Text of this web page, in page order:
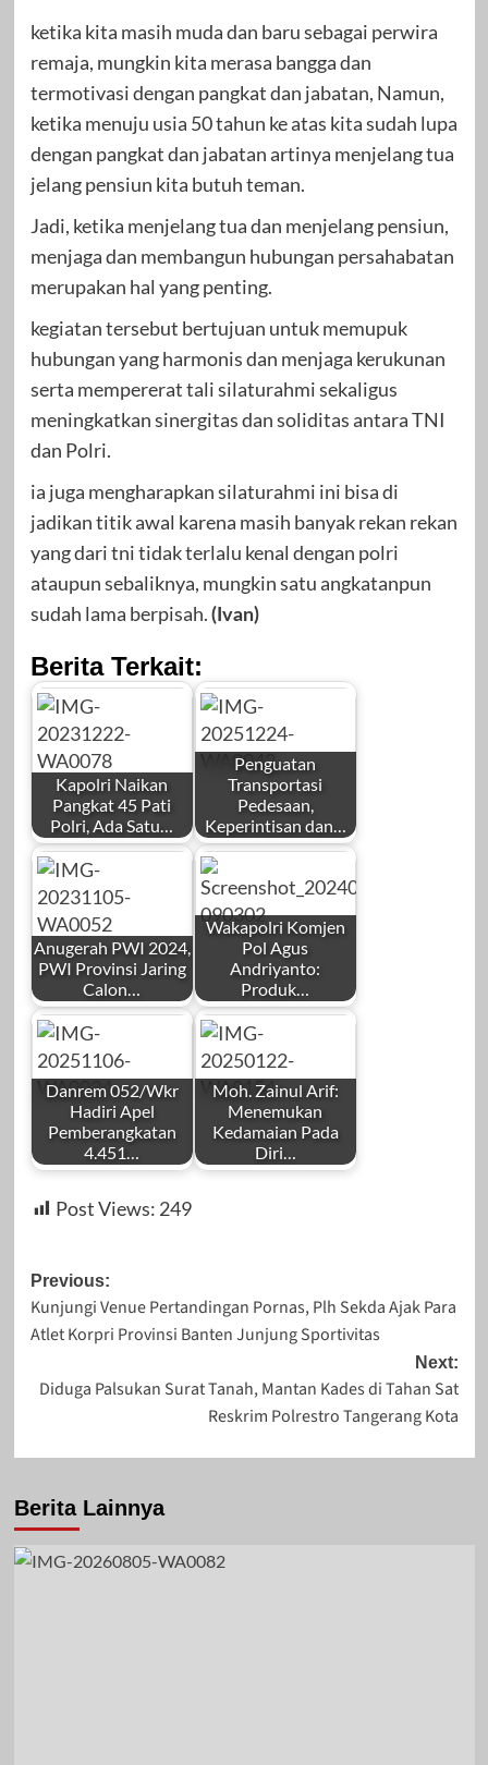
ketika kita masih muda dan baru sebagai perwira
remaja, mungkin kita merasa bangga dan
termotivasi dengan pangkat dan jabatan, Namun,
ketika menuju usia 50 tahun ke atas kita sudah lupa
dengan pangkat dan jabatan artinya menjelang tua
jelang pensiun kita butuh teman.
Jadi, ketika menjelang tua dan menjelang pensiun,
menjaga dan membangun hubungan persahabatan
merupakan hal yang penting.
kegiatan tersebut bertujuan untuk memupuk
hubungan yang harmonis dan menjaga kerukunan
serta mempererat tali silaturahmi sekaligus
meningkatkan sinergitas dan soliditas antara TNI
dan Polri.
ia juga mengharapkan silaturahmi ini bisa di
jadikan titik awal karena masih banyak rekan rekan
yang dari tni tidak terlalu kenal dengan polri
ataupun sebaliknya, mungkin satu angkatanpun
sudah lama berpisah. (Ivan)
Berita Terkait:
Kapolri Naikan
Pangkat 45 Pati
Polri, Ada Satu…
by
Redaksi
Desember 22,
2023
Penguatan
Transportasi
Pedesaan,
Keperintisan dan…
by
Redaksi
Desember 24,
2025
Anugerah PWI 2024,
PWI Provinsi Jaring
Calon…
by
Redaksi
November 6, 2023
Wakapolri Komjen
Pol Agus
Andriyanto:
Produk…
by
Redaksi
Danrem 052/Wkr
Hadiri Apel
Pemberangkatan
4.451…
by
Mahardhika News
Moh. Zainul Arif:
Menemukan
Kedamaian Pada
Diri…
by
Post Views: 249
Post
navigation
Previous:
Kunjungi Venue Pertandingan Pornas, Plh Sekda Ajak Para
Atlet Korpri Provinsi Banten Junjung Sportivitas
Next:
Diduga Palsukan Surat Tanah, Mantan Kades di Tahan Sat
Reskrim Polrestro Tangerang Kota
Berita Lainnya